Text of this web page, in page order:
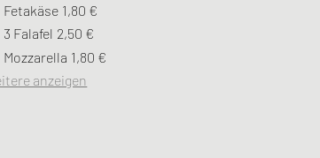
Fetakäse 1,80 €
3 Falafel 2,50 €
Mozzarella 1,80 €
anzeigen